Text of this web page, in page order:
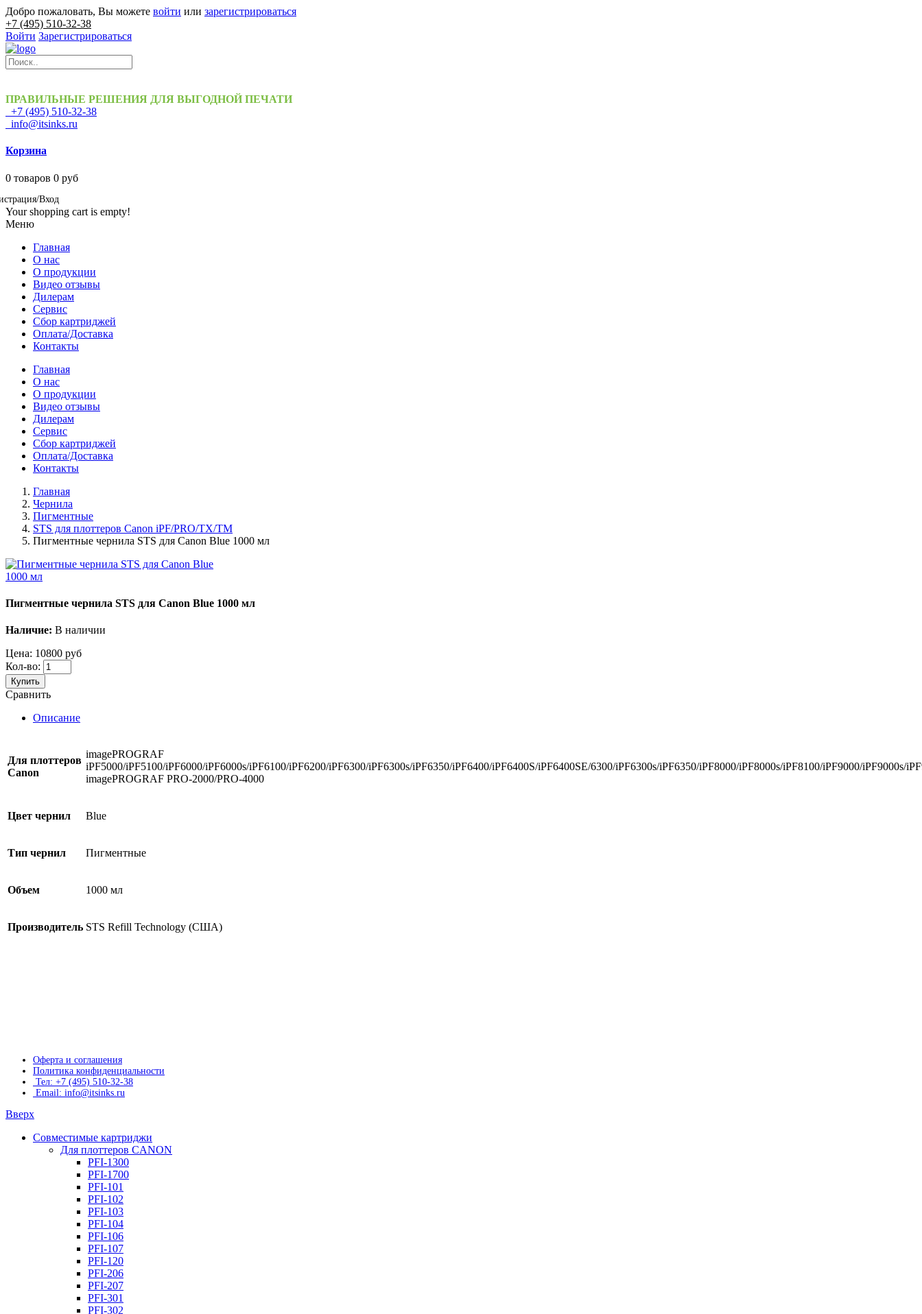
Добро пожаловать, Вы можете войти или зарегистрироваться
+7 (495) 510-32-38
Войти Зарегистрироваться
ПРАВИЛЬНЫЕ РЕШЕНИЯ ДЛЯ ВЫГОДНОЙ ПЕЧАТИ
+7 (495) 510-32-38
info@itsinks.ru
Корзина
0 товаров 0 руб
Вход
Your shopping cart is empty!
Меню
Главная
О нас
О продукции
Видео отзывы
Дилерам
Сервис
Сбор картриджей
Оплата/Доставка
Контакты
Главная
О нас
О продукции
Видео отзывы
Дилерам
Сервис
Сбор картриджей
Оплата/Доставка
Контакты
Главная
Чернила
Пигментные
STS для плоттеров Canon iPF/PRO/TX/ТМ
Пигментные чернила STS для Canon Blue 1000 мл
Пигментные чернила STS для Canon Blue 1000 мл
Наличие: В наличии
Цена: 10800 руб
Кол-во:
Купить
Сравнить
Описание
Для плоттеров
Canon
imagePROGRAF
iPF5000/iPF5100/iPF6000/iPF6000s/iPF6100/iPF6200/iPF6300/iPF6300s/iPF6350/iPF6400/iPF6400S/iPF6400SE/6300/iPF6300s/iPF6350/iPF8000/iPF8000s/iPF8100/iPF9000/iPF9000s/
imagePROGRAF PRO-2000/PRO-4000
Цвет чернил Blue
Тип чернил Пигментные
Объем 1000 мл
Производитель STS Refill Technology (США)
Оферта и соглашения
Политика конфиденциальности
Тел: +7 (495) 510-32-38
Email: info@itsinks.ru
Вверх
Совместимые картриджи
Для плоттеров CANON
PFI-1300
PFI-1700
PFI-101
PFI-102
PFI-103
PFI-104
PFI-106
PFI-107
PFI-120
PFI-206
PFI-207
PFI-301
PFI-302